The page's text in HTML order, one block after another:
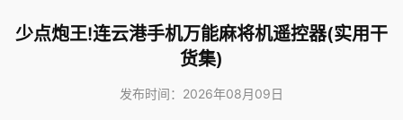
少点炮王!连云港手机万能麻将机遥控器(实用干
货集)
发布时间：2026年08月09日